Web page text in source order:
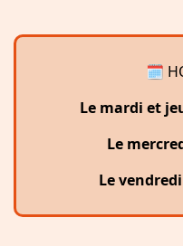
🗓
Le mardi et
Le
Le